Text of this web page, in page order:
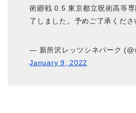
術廻戦 0.5 東京都立呪術高等
了しました。予めご了承くださ
— 新所沢レッツシネパーク
January 9, 2022